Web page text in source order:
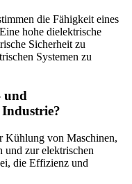
die Fähigkeit eines
hohe dielektrische
Sicherheit zu
Systemen zu
und
Kühlung von Maschinen,
und zur elektrischen
die Effizienz und